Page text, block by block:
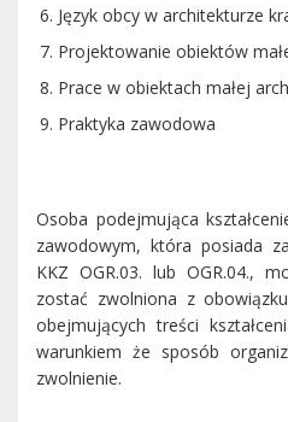
Język obcy w architekturze
Projektowanie obiektów
Prace w obiektach małej
Praktyka zawodowa
Osoba podejmująca
zawodowym, która posiada
KKZ OGR.03. lub OGR.04.,
zostać zwolniona z
obejmujących treści
warunkiem że sposób
zwolnienie.